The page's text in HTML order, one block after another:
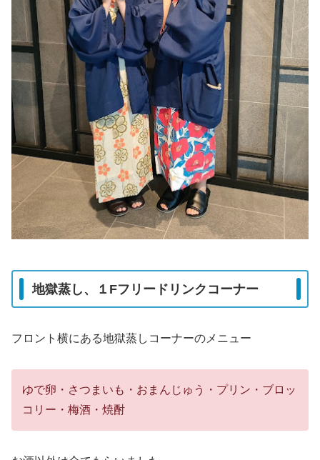
地獄蒸し、１Fフリードリンクコーナー
フロント横にある地獄蒸しコーナーのメニュー
ゆで卵・さつまいも・おまんじゅう・プリン・ブロッ
コリー・梅酒・焼酎